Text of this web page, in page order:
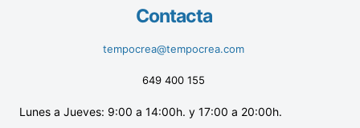
Contacta
tempocrea@tempocrea.com
649 400 155
Lunes a Jueves: 9:00 a 14:00h. y 17:00 a 20:00h.